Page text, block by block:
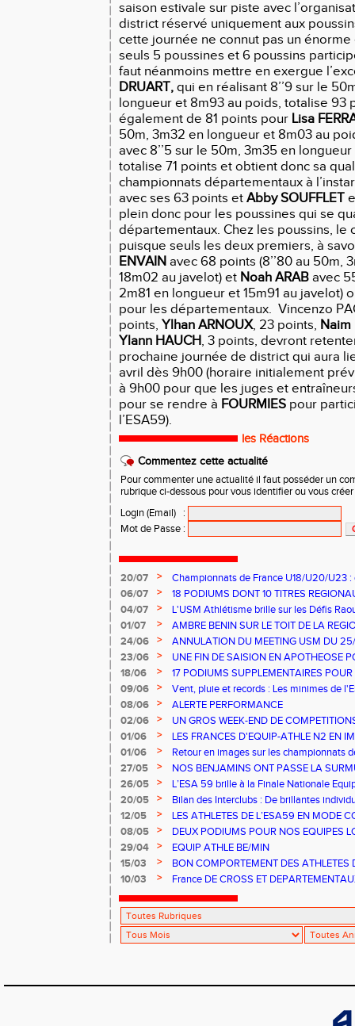
saison estivale sur piste avec
district réservé uniquement aux
cette journée ne connut pas un
seuls 5 poussines et 6 poussins
faut néanmoins mettre en exergue
DRUART, qui en réalisant 8’’9 sur le
longueur et 8m93 au poids, totalise 93
également de 81 points pour Lisa
50m, 3m32 en longueur et 8m03 au
avec 8’’5 sur le 50m, 3m35 en
totalise 71 points et obtient donc sa
championnats départementaux à l’instar
avec ses 63 points et Abby SOUFFLET
plein donc pour les poussines qui se
départementaux. Chez les poussins, le
puisque seuls les deux premiers, à
ENVAIN avec 68 points (8’’80 au 50m,
18m02 au javelot) et Noah ARAB avec
2m81 en longueur et 15m91 au javelot)
pour les départementaux. Vincenzo
points, Ylhan ARNOUX, 23 points, Naim
Ylann HAUCH, 3 points, devront
prochaine journée de district qui aura
avril dès 9h00 (horaire initialement
à 9h00 pour que les juges et
pour se rendre à FOURMIES pour
l’ESA59).
les Réactions
Commentez cette actualité
Pour commenter une actualité il faut posséder un
rubrique ci-dessous pour vous identifier ou vous
Login (Email)
:
Mot de Passe :
20/07 >
Championnats de France U18/U20/U23
pour l'ESA59
06/07 >
18 PODIUMS DONT 10 TITRES
DE L’ESA59
04/07 >
L'USM Athlétisme brille sur les Défis
01/07
>
AMBRE BENIN SUR LE TOIT DE LA
24/06
>
ANNULATION DU MEETING USM DU
23/06
>
UNE FIN DE SAISION EN APOTHEOSE
18/06
>
17 PODIUMS SUPPLEMENTAIRES
DEPARTEMENTAUX PO ET BE
09/06 >
Vent, pluie et records : Les minimes de
éléments à Caudry
08/06 >
ALERTE PERFORMANCE
02/06
>
UN GROS WEEK-END DE
PERFORMANCES
01/06 >
LES FRANCES D'EQUIP-ATHLE N2 EN
01/06
>
Retour en images sur les championnats
N2 à REDON
27/05 >
NOS BENJAMINS ONT PASSE LA
26/05
>
L’ESA 59 brille à la Finale Nationale
20/05
>
Bilan des Interclubs : De brillantes
question collective nécessaire pour
12/05 >
LES ATHLETES DE L’ESA59 EN MODE
DEPARTEMENTAUX D’EPREUVES
08/05 >
DEUX PODIUMS POUR NOS EQUIPES
JEUNES
29/04 >
EQUIP ATHLE BE/MIN
15/03
>
BON COMPORTEMENT DES ATHLETES
REGIONAUX EN SALLE MINIMES
10/03 > France DE CROSS ET